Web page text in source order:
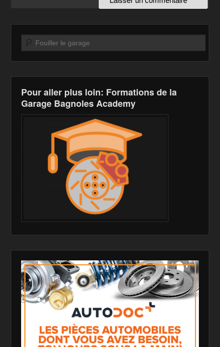
Recherche
Pour aller plus loin: Formations de la
Garage Bagnoles Academy